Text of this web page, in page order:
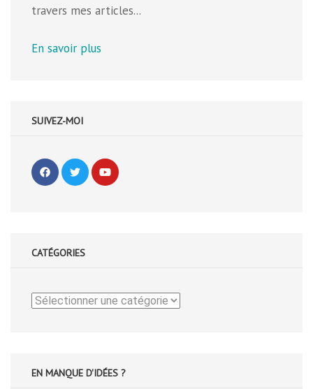
travers mes articles...
En savoir plus
SUIVEZ-MOI
CATÉGORIES
Catégories
EN MANQUE D'IDÉES ?